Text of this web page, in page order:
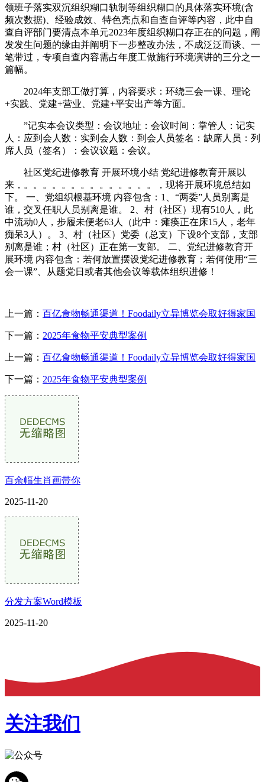
领班子落实双沉组织糊口轨制等组织糊口的具体落实环境(含
频次数据)、经验成效、特色亮点和自查自评等内容，此中自
查自评部门要清点本单元2023年度组织糊口存正在的问题，阐
发发生问题的缘由并阐明下一步整改办法，不成泛泛而谈、一
笔带过，专项自查内容需占年度工做施行环境演讲的三分之一
篇幅。
2024年支部工做打算，内容要求：环绕三会一课、理论
+实践、党建+营业、党建+平安出产等方面。
”记实本会议类型：会议地址：会议时间：掌管人：记实
人：应到会人数：实到会人数：到会人员签名：缺席人员：列
席人员（签名）：会议议题：会议。
社区党纪进修教育 开展环境小结 党纪进修教育开展以
来，。。。。。。。。。。。。。。，现将开展环境总结如
下。 一、党组织根基环境 内容包含：1、“两委”人员别离是
谁，交叉任职人员别离是谁。 2、村（社区）现有510人，此
中流动0人，步履未便老63人（此中：瘫痪正在床15人，老年
痴呆3人）。 3、村（社区）党委（总支）下设8个支部，支部
别离是谁；村（社区）正在第一支部。 二、党纪进修教育开
展环境 内容包含：若何放置摆设党纪进修教育；若何使用“三
会一课”、从题党日或者其他会议等载体组织进修！
上一篇： 百亿食物畅通渠道！Foodaily立异博览会取好得家国
下一篇： 2025年食物平安典型案例
上一篇： 百亿食物畅通渠道！Foodaily立异博览会取好得家国
下一篇： 2025年食物平安典型案例
百余幅生肖画带你
2025-11-20
分发方案Word模板
2025-11-20
关注我们